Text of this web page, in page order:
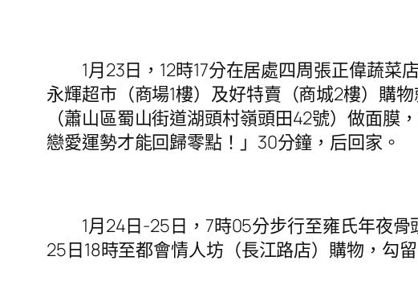
1月23日，12時17分在居處四周張正偉蔬菜
永輝超市（商場1樓）及好特賣（商城2樓）購
（蕭山區蜀山街道湖頭村嶺頭田42號）做面
戀愛運勢才能回歸零點！」30分鐘，后回家。
1月24日-25日，7時05分步行至雍氏年夜骨
25日18時至都會情人坊（長江路店）購物，勾